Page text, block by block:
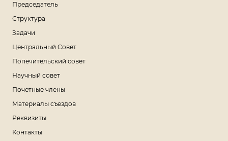
Председатель
Структура
Задачи
Центральный Совет
Попечительский совет
Научный совет
Почетные члены
Материалы съездов
Реквизиты
Контакты